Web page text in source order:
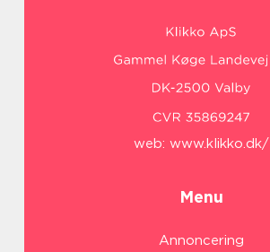
web: www.klikko.dk/
Menu
Annoncering